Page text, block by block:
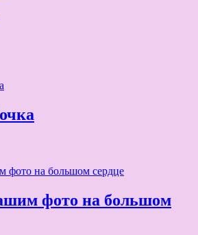
фото на большом